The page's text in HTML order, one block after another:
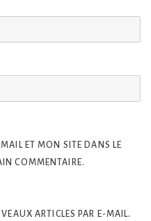
ET MON SITE DANS LE
COMMENTAIRE.
ARTICLES PAR E-MAIL.